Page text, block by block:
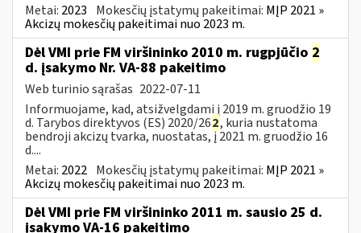
Metai: 2023 Mokesčių įstatymų pakeitimai: MĮP 2021 »
Akcizų mokesčių pakeitimai nuo 2023 m.
Dėl VMI prie FM viršininko 2010 m. rugpjūčio 2
d. įsakymo Nr. VA-88 pakeitimo
Web turinio sąrašas 2022-07-11
Informuojame, kad, atsižvelgdami į 2019 m. gruodžio 19
d. Tarybos direktyvos (ES) 2020/262, kuria nustatoma
bendroji akcizų tvarka, nuostatas, į 2021 m. gruodžio 16
d....
Metai: 2022 Mokesčių įstatymų pakeitimai: MĮP 2021 »
Akcizų mokesčių pakeitimai nuo 2023 m.
Dėl VMI prie FM viršininko 2011 m. sausio 25 d.
įsakymo VA-16 pakeitimo